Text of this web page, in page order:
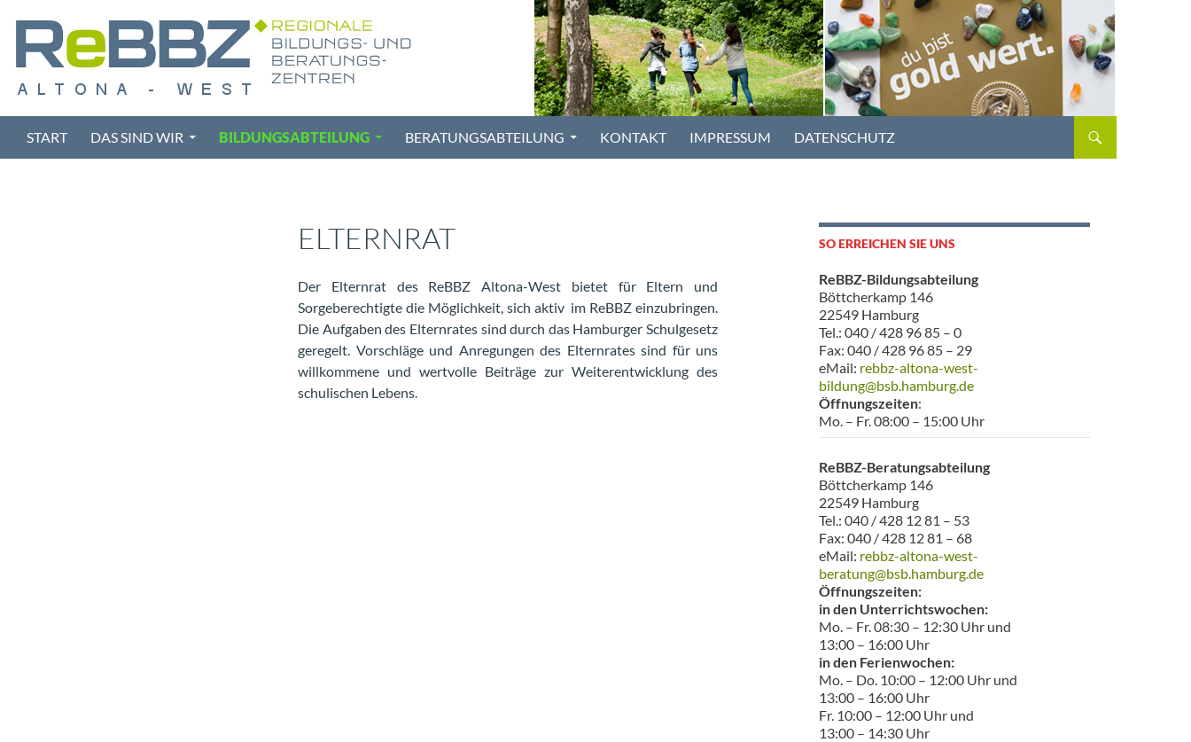
Inhalt
springen
START DAS SIND WIR BILDUNGSABTEILUNG BERATUNGSABTEILUNG KONTAKT IMPRESSUM DATENSCHUTZ
ELTERNRAT
Der Elternrat des ReBBZ Altona-West bietet für Eltern und
Sorgeberechtigte die Möglichkeit, sich aktiv im ReBBZ einzubringen.
Die Aufgaben des Elternrates sind durch das Hamburger Schulgesetz
geregelt. Vorschläge und Anregungen des Elternrates sind für uns
willkommene und wertvolle Beiträge zur Weiterentwicklung des
schulischen Lebens.
SO ERREICHEN SIE UNS
ReBBZ-Bildungsabteilung
Böttcherkamp 146
22549 Hamburg
Tel.: 040 / 428 96 85 – 0
Fax: 040 / 428 96 85 – 29
eMail: rebbz-altona-west-
bildung@bsb.hamburg.de
Öffnungszeiten:
Mo. – Fr. 08:00 – 15:00 Uhr
ReBBZ-Beratungsabteilung
Böttcherkamp 146
22549 Hamburg
Tel.: 040 / 428 12 81 – 53
Fax: 040 / 428 12 81 – 68
eMail: rebbz-altona-west-
beratung@bsb.hamburg.de
Öffnungszeiten:
in den Unterrichtswochen:
Mo. – Fr. 08:30 – 12:30 Uhr und
13:00 – 16:00 Uhr
in den Ferienwochen:
Mo. – Do. 10:00 – 12:00 Uhr und
13:00 – 16:00 Uhr
Fr. 10:00 – 12:00 Uhr und
13:00 – 14:30 Uhr